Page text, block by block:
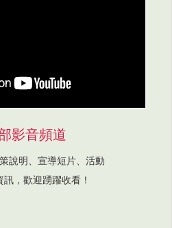
影音頻道
說明、宣導短片、活動
，歡迎踴躍收看！